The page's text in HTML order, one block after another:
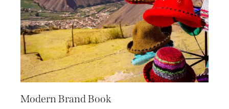
Modern Brand Book